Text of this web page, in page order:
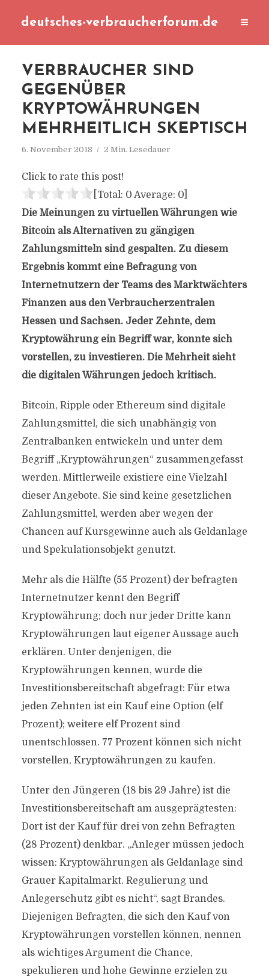
deutsches-verbraucherforum.de
VERBRAUCHER SIND
GEGENÜBER
KRYPTOWÄHRUNGEN
MEHRHEITLICH SKEPTISCH
6. November 2018 2 Min. Lesedauer
Click to rate this post!
[Total: 0 Average: 0]
Die Meinungen zu virtuellen Währungen wie
Bitcoin als Alternativen zu gängigen
Zahlungsmitteln sind gespalten. Zu diesem
Ergebnis kommt eine Befragung von
Internetnutzern der Teams des Marktwächters
Finanzen aus den Verbraucherzentralen
Hessen und Sachsen. Jeder Zehnte, dem
Kryptowährung ein Begriff war, konnte sich
vorstellen, zu investieren. Die Mehrheit sieht
die digitalen Währungen jedoch kritisch.
Bitcoin, Ripple oder Ethereum sind digitale
Zahlungsmittel, die sich unabhängig von
Zentralbanken entwickeln und unter dem
Begriff „Kryptowährungen“ zusammengefasst
werden. Mittlerweile existiere eine Vielzahl
dieser Angebote. Sie sind keine gesetzlichen
Zahlungsmittel, werden aber wegen der
Chancen auf Kursgewinne auch als Geldanlage
und Spekulationsobjekt genutzt.
Mehr als die Hälfte (55 Prozent) der befragten
Internetnutzer kennt den Begriff
Kryptowährung; doch nur jeder Dritte kann
Kryptowährungen laut eigener Aussage auch
erklären. Unter denjenigen, die
Kryptowährungen kennen, wurde die
Investitionsbereitschaft abgefragt: Für etwa
jeden Zehnten ist ein Kauf eine Option (elf
Prozent); weitere elf Prozent sind
unentschlossen. 77 Prozent können sich nicht
vorstellen, Kryptowährungen zu kaufen.
Unter den Jüngeren (18 bis 29 Jahre) ist die
Investitionsbereitschaft am ausgeprägtesten:
Dort ist der Kauf für drei von zehn Befragten
(28 Prozent) denkbar. „Anleger müssen jedoch
wissen: Kryptowährungen als Geldanlage sind
Grauer Kapitalmarkt. Regulierung und
Anlegerschutz gibt es nicht“, sagt Brandes.
Diejenigen Befragten, die sich den Kauf von
Kryptowährungen vorstellen können, nennen
als wichtiges Argument die Chance,
spekulieren und hohe Gewinne erzielen zu